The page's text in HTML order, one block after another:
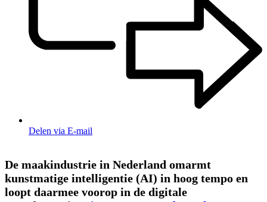
Delen via E-mail
De maakindustrie in Nederland omarmt
kunstmatige intelligentie (AI) in hoog tempo en
loopt daarmee voorop in de digitale